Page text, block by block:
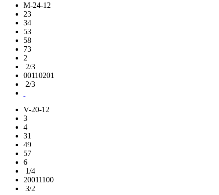
M-24-12
23
34
53
58
73
2
2/3
00110201
2/3
V-20-12
3
4
31
49
57
6
1/4
20011100
3/2